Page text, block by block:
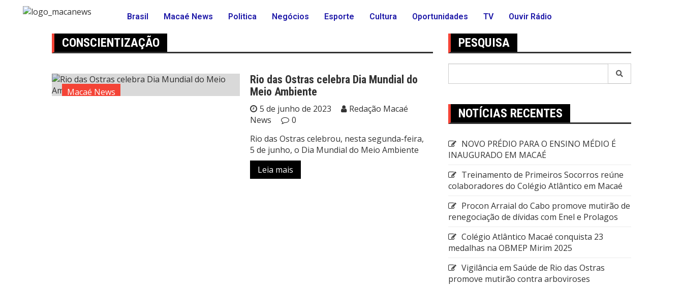
Brasil Macaé News Politica Negócios Esporte Cultura Oportunidades TV Ouvir Rádio
CONSCIENTIZAÇÃO
Macaé News
Rio das Ostras celebra Dia Mundial do
Meio Ambiente
5 de junho de 2023
Redação Macaé
News
0
Rio das Ostras celebrou, nesta segunda-feira,
5 de junho, o Dia Mundial do Meio Ambiente
Leia mais
PESQUISA
NOTÍCIAS RECENTES
NOVO PRÉDIO PARA O ENSINO MÉDIO É
INAUGURADO EM MACAÉ
Treinamento de Primeiros Socorros reúne
colaboradores do Colégio Atlântico em Macaé
Procon Arraial do Cabo promove mutirão de
renegociação de dívidas com Enel e Prolagos
Colégio Atlântico Macaé conquista 23
medalhas na OBMEP Mirim 2025
Vigilância em Saúde de Rio das Ostras
promove mutirão contra arboviroses